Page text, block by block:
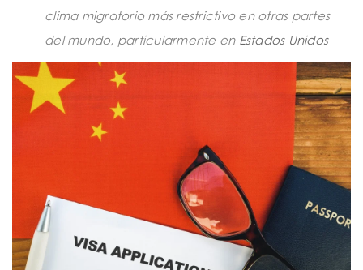
clima migratorio más restrictivo en otras partes
del mundo, particularmente en Estados Unidos